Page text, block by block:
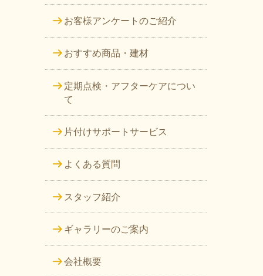
お客様アンケートのご紹介
おすすめ商品・建材
定期点検・アフターケアについ
て
片付けサポートサービス
よくある質問
スタッフ紹介
ギャラリーのご案内
会社概要